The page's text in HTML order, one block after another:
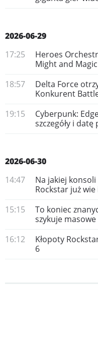
2026-06-29
17:25
Heroes
Might and Magic
18:57
Delta Force
Konkurent
19:15
Cyberpunk:
szczegóły i
2026-06-30
14:47
Na jakiej konsoli
Rockstar już
15:15
To koniec
szykuje masowe
16:12
Kłopoty
6